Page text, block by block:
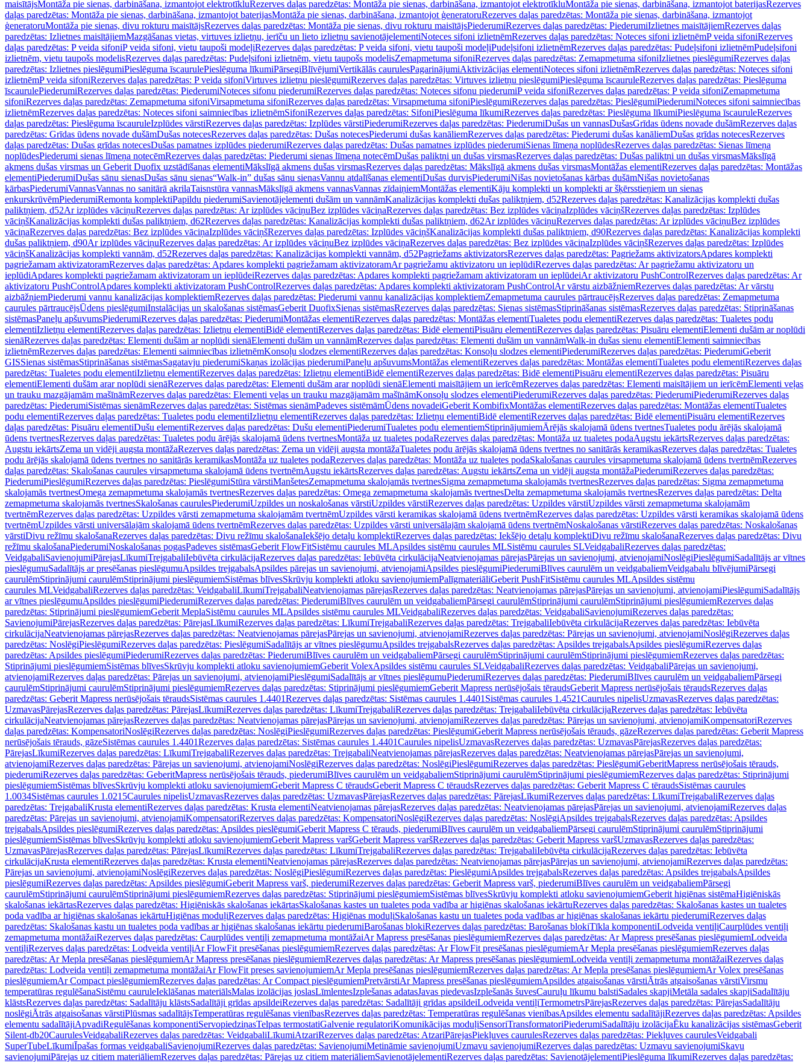
maisītājsMontāža pie sienas, darbināšana, izmantojot elektrotīkluRezerves daļas paredzētas: Montāža pie sienas, darbināšana, izmantojot elektrotīkluMontāža pie sienas, darbināšana, izmantojot baterijasRezerves
daļas paredzētas: Montāža pie sienas, darbināšana, izmantojot baterijasMontāža pie sienas, darbināšana, izmantojot ģeneratoruRezerves daļas paredzētas: Montāža pie sienas, darbināšana, izmantojot
ģeneratoruMontāža pie sienas, divu rokturu maisītājsRezerves daļas paredzētas: Montāža pie sienas, divu rokturu maisītājsPiederumiRezerves daļas paredzētas: PiederumiIzlietnes maisītājiemRezerves daļas
paredzētas: Izlietnes maisītājiemMazgāšanas vietas, virtuves izlietņu, ierīču un lieto izlietņu savienotājelementiNoteces sifoni izlietnēmRezerves daļas paredzētas: Noteces sifoni izlietnēmP veida sifoniRezerves
daļas paredzētas: P veida sifoniP veida sifoni, vietu taupoši modeļiRezerves daļas paredzētas: P veida sifoni, vietu taupoši modeļiPudeļsifoni izlietnēmRezerves daļas paredzētas: Pudeļsifoni izlietnēmPudeļsifoni
izlietnēm, vietu taupošs modelisRezerves daļas paredzētas: Pudeļsifoni izlietnēm, vietu taupošs modelisZemapmetuma sifoniRezerves daļas paredzētas: Zemapmetuma sifoniIzlietnes pieslēgumiRezerves daļas
paredzētas: Izlietnes pieslēgumiPieslēguma īscaurulePieslēguma līkumiPārsegiBlīvējumiVertikālās caurulesPagarinājumiAktivizācijas elementiNoteces sifoni izlietnēmRezerves daļas paredzētas: Noteces sifoni
izlietnēmP veida sifoniRezerves daļas paredzētas: P veida sifoniVirtuves izlietņu pieslēgumiRezerves daļas paredzētas: Virtuves izlietņu pieslēgumiPieslēguma īscauruleRezerves daļas paredzētas: Pieslēguma
īscaurulePiederumiRezerves daļas paredzētas: PiederumiNoteces sifonu piederumiRezerves daļas paredzētas: Noteces sifonu piederumiP veida sifoniRezerves daļas paredzētas: P veida sifoniZemapmetuma
sifoniRezerves daļas paredzētas: Zemapmetuma sifoniVirsapmetuma sifoniRezerves daļas paredzētas: Virsapmetuma sifoniPieslēgumiRezerves daļas paredzētas: PieslēgumiPiederumiNoteces sifoni saimniecības
izlietnēmRezerves daļas paredzētas: Noteces sifoni saimniecības izlietnēmSifoniRezerves daļas paredzētas: SifoniPieslēguma līkumiRezerves daļas paredzētas: Pieslēguma līkumiPieslēguma īscauruleRezerves
daļas paredzētas: Pieslēguma īscauruleIzplūdes vārstiRezerves daļas paredzētas: Izplūdes vārstiPiederumiRezerves daļas paredzētas: PiederumiDušas un vannasDušasGrīdas ūdens novade dušāmRezerves daļas
paredzētas: Grīdas ūdens novade dušāmDušas notecesRezerves daļas paredzētas: Dušas notecesPiederumi dušas kanāliemRezerves daļas paredzētas: Piederumi dušas kanāliemDušas grīdas notecesRezerves
daļas paredzētas: Dušas grīdas notecesDušas pamatnes izplūdes piederumiRezerves daļas paredzētas: Dušas pamatnes izplūdes piederumiSienas līmeņa noplūdesRezerves daļas paredzētas: Sienas līmeņa
noplūdesPiederumi sienas līmeņa notecēmRezerves daļas paredzētas: Piederumi sienas līmeņa notecēmDušas paliktņi un dušas virsmasRezerves daļas paredzētas: Dušas paliktņi un dušas virsmasMākslīgā
akmens dušas virsmas un Geberit Duofix uzstādīšanas elementiMākslīgā akmens dušas virsmasRezerves daļas paredzētas: Mākslīgā akmens dušas virsmasMontāžas elementiRezerves daļas paredzētas: Montāžas
elementiPiederumiDušas sānu sienasDušas sānu sienas“Walk-in” dušas sānu sienasVannu atdalīšanas elementiDušas durvisPiederumiNišas novietošanas kārbas dušāmNišas novietošanas
kārbasPiederumiVannasVannas no sanitārā akrilaTaisnstūra vannasMākslīgā akmens vannasVannas zīdaiņiemMontāžas elementiKāju komplekti un komplekti ar šķērsstieņiem un sienas
enkurskrūvēmPiederumiRemonta komplektiPapildu piederumiSavienotājelementi dušām un vannāmKanalizācijas komplekti dušas paliktņiem, d52Rezerves daļas paredzētas: Kanalizācijas komplekti dušas
paliktņiem, d52Ar izplūdes vāciņuRezerves daļas paredzētas: Ar izplūdes vāciņuBez izplūdes vāciņaRezerves daļas paredzētas: Bez izplūdes vāciņaIzplūdes vāciņšRezerves daļas paredzētas: Izplūdes
vāciņšKanalizācijas komplekti dušas paliktņiem, d62Rezerves daļas paredzētas: Kanalizācijas komplekti dušas paliktņiem, d62Ar izplūdes vāciņuRezerves daļas paredzētas: Ar izplūdes vāciņuBez izplūdes
vāciņaRezerves daļas paredzētas: Bez izplūdes vāciņaIzplūdes vāciņšRezerves daļas paredzētas: Izplūdes vāciņšKanalizācijas komplekti dušas paliktņiem, d90Rezerves daļas paredzētas: Kanalizācijas komplekti
dušas paliktņiem, d90Ar izplūdes vāciņuRezerves daļas paredzētas: Ar izplūdes vāciņuBez izplūdes vāciņaRezerves daļas paredzētas: Bez izplūdes vāciņaIzplūdes vāciņšRezerves daļas paredzētas: Izplūdes
vāciņšKanalizācijas komplekti vannām, d52Rezerves daļas paredzētas: Kanalizācijas komplekti vannām, d52Pagriežams aktivizatorsRezerves daļas paredzētas: Pagriežams aktivizatorsApdares komplekti
pagriežamam aktivizatoramRezerves daļas paredzētas: Apdares komplekti pagriežamam aktivizatoramAr pagriežamu aktivizatoru un ieplūdiRezerves daļas paredzētas: Ar pagriežamu aktivizatoru un
ieplūdiApdares komplekti pagriežamam aktivizatoram un ieplūdeiRezerves daļas paredzētas: Apdares komplekti pagriežamam aktivizatoram un ieplūdeiAr aktivizatoru PushControlRezerves daļas paredzētas: Ar
aktivizatoru PushControlApdares komplekti aktivizatoram PushControlRezerves daļas paredzētas: Apdares komplekti aktivizatoram PushControlAr vārstu aizbāžņiemRezerves daļas paredzētas: Ar vārstu
aizbāžņiemPiederumi vannu kanalizācijas komplektiemRezerves daļas paredzētas: Piederumi vannu kanalizācijas komplektiemZemapmetuma caurules pārtraucējsRezerves daļas paredzētas: Zemapmetuma
caurules pārtraucējsŪdens pieslēgumiInstalācijas un skalošanas sistēmasGeberit DuofixSienas sistēmasRezerves daļas paredzētas: Sienas sistēmasStiprināšanas sistēmasRezerves daļas paredzētas: Stiprināšanas
sistēmasPaneļu apšuvumsPiederumiRezerves daļas paredzētas: PiederumiMontāžas elementiRezerves daļas paredzētas: Montāžas elementiTualetes podu elementiRezerves daļas paredzētas: Tualetes podu
elementiIzlietņu elementiRezerves daļas paredzētas: Izlietņu elementiBidē elementiRezerves daļas paredzētas: Bidē elementiPisuāru elementiRezerves daļas paredzētas: Pisuāru elementiElementi dušām ar noplūdi
sienāRezerves daļas paredzētas: Elementi dušām ar noplūdi sienāElementi dušām un vannāmRezerves daļas paredzētas: Elementi dušām un vannāmWalk-in dušas sienu elementiElementi saimniecības
izlietnēmRezerves daļas paredzētas: Elementi saimniecības izlietnēmKonsoļu slodzes elementiRezerves daļas paredzētas: Konsoļu slodzes elementiPiederumiRezerves daļas paredzētas: PiederumiGeberit
GISSienas sistēmasStiprināšanas sistēmasSagatavju piederumiSkaņas izolācijas piederumiPaneļu apšuvumsMontāžas elementiRezerves daļas paredzētas: Montāžas elementiTualetes podu elementiRezerves daļas
paredzētas: Tualetes podu elementiIzlietņu elementiRezerves daļas paredzētas: Izlietņu elementiBidē elementiRezerves daļas paredzētas: Bidē elementiPisuāru elementiRezerves daļas paredzētas: Pisuāru
elementiElementi dušām arar noplūdi sienāRezerves daļas paredzētas: Elementi dušām arar noplūdi sienāElementi maisītājiem un ierīcēmRezerves daļas paredzētas: Elementi maisītājiem un ierīcēmElementi veļas
un trauku mazgājamām mašīnāmRezerves daļas paredzētas: Elementi veļas un trauku mazgājamām mašīnāmKonsoļu slodzes elementiPiederumiRezerves daļas paredzētas: PiederumiPiederumiRezerves daļas
paredzētas: PiederumiSistēmas sienāmRezerves daļas paredzētas: Sistēmas sienāmPadeves sistēmāmŪdens novadeiGeberit KombifixMontāžas elementiRezerves daļas paredzētas: Montāžas elementiTualetes
podu elementiRezerves daļas paredzētas: Tualetes podu elementiIzlietņu elementiRezerves daļas paredzētas: Izlietņu elementiBidē elementiRezerves daļas paredzētas: Bidē elementiPisuāru elementiRezerves
daļas paredzētas: Pisuāru elementiDušu elementiRezerves daļas paredzētas: Dušu elementiPiederumiTualetes podu elementiemStiprinājumiemĀrējās skalojamā ūdens tvertnesTualetes podu ārējās skalojamā
ūdens tvertnesRezerves daļas paredzētas: Tualetes podu ārējās skalojamā ūdens tvertnesMontāža uz tualetes podaRezerves daļas paredzētas: Montāža uz tualetes podaAugstu iekārtsRezerves daļas paredzētas:
Augstu iekārtsZema un vidēji augsta montāžaRezerves daļas paredzētas: Zema un vidēji augsta montāžaTualetes podu ārējās skalojamā ūdens tvertnes no sanitārās keramikasRezerves daļas paredzētas: Tualetes
podu ārējās skalojamā ūdens tvertnes no sanitārās keramikasMontāža uz tualetes podaRezerves daļas paredzētas: Montāža uz tualetes podaSkalošanas caurules virsapmetuma skalojamā ūdens tvertnēmRezerves
daļas paredzētas: Skalošanas caurules virsapmetuma skalojamā ūdens tvertnēmAugstu iekārtsRezerves daļas paredzētas: Augstu iekārtsZema un vidēji augsta montāžaPiederumiRezerves daļas paredzētas:
PiederumiPieslēgumiRezerves daļas paredzētas: PieslēgumiStūra vārstiManšetesZemapmetuma skalojamās tvertnesSigma zemapmetuma skalojamās tvertnesRezerves daļas paredzētas: Sigma zemapmetuma
skalojamās tvertnesOmega zemapmetuma skalojamās tvertnesRezerves daļas paredzētas: Omega zemapmetuma skalojamās tvertnesDelta zemapmetuma skalojamās tvertnesRezerves daļas paredzētas: Delta
zemapmetuma skalojamās tvertnesSkalošanas caurulesPiederumiUzpildes un noskalošanas vārstiUzpildes vārstiRezerves daļas paredzētas: Uzpildes vārstiUzpildes vārsti zemapmetuma skalojamām
tvertnēmRezerves daļas paredzētas: Uzpildes vārsti zemapmetuma skalojamām tvertnēmUzpildes vārsti keramikas skalojamā ūdens tvertnēmRezerves daļas paredzētas: Uzpildes vārsti keramikas skalojamā ūdens
tvertnēmUzpildes vārsti universālajām skalojamā ūdens tvertnēmRezerves daļas paredzētas: Uzpildes vārsti universālajām skalojamā ūdens tvertnēmNoskalošanas vārstiRezerves daļas paredzētas: Noskalošanas
vārstiDivu režīmu skalošanaRezerves daļas paredzētas: Divu režīmu skalošanaIekšējo detaļu komplektiRezerves daļas paredzētas: Iekšējo detaļu komplektiDivu režīmu skalošanaRezerves daļas paredzētas: Divu
režīmu skalošanaPiederumiNoskalošanas pogasPadeves sistēmasGeberit FlowFitSistēmu caurules MLApsildes sistēmu caurules MLSistēmu caurules SLVeidgabaliRezerves daļas paredzētas:
VeidgabaliSavienojumiPārejasLīkumiTrejgabaliIebūvēta cirkulācijaRezerves daļas paredzētas: Iebūvēta cirkulācijaNeatvienojamas pārejasPārejas un savienojumi, atvienojamiNoslēgiPieslēgumiSadalītājs ar vītnes
pieslēgumuSadalītājs ar presēšanas pieslēgumuApsildes trejgabalsApsildes pārejas un savienojumi, atvienojamiApsildes pieslēgumiPiederumiBlīves caurulēm un veidgabaliemVeidgabalu blīvējumiPārsegi
caurulēmStiprinājumi caurulēmStiprinājumi pieslēgumiemSistēmas blīvesSkrūvju komplekti atloku savienojumiemPalīgmateriāliGeberit PushFitSistēmu caurules MLApsildes sistēmu
caurules MLVeidgabaliRezerves daļas paredzētas: VeidgabaliLīkumiTrejgabaliNeatvienojamas pārejasRezerves daļas paredzētas: Neatvienojamas pārejasPārejas un savienojumi, atvienojamiPieslēgumiSadalītājs
ar vītnes pieslēgumuApsildes pieslēgumiPiederumiRezerves daļas paredzētas: PiederumiBlīves caurulēm un veidgabaliemPārsegi caurulēmStiprinājumi caurulēmStiprinājumi pieslēgumiemRezerves daļas
paredzētas: Stiprinājumi pieslēgumiemGeberit MeplaSistēmu caurules MLApsildes sistēmu caurules MLVeidgabaliRezerves daļas paredzētas: VeidgabaliSavienojumiRezerves daļas paredzētas:
SavienojumiPārejasRezerves daļas paredzētas: PārejasLīkumiRezerves daļas paredzētas: LīkumiTrejgabaliRezerves daļas paredzētas: TrejgabaliIebūvēta cirkulācijaRezerves daļas paredzētas: Iebūvēta
cirkulācijaNeatvienojamas pārejasRezerves daļas paredzētas: Neatvienojamas pārejasPārejas un savienojumi, atvienojamiRezerves daļas paredzētas: Pārejas un savienojumi, atvienojamiNoslēgiRezerves daļas
paredzētas: NoslēgiPieslēgumiRezerves daļas paredzētas: PieslēgumiSadalītājs ar vītnes pieslēgumuApsildes trejgabalsRezerves daļas paredzētas: Apsildes trejgabalsApsildes pieslēgumiRezerves daļas
paredzētas: Apsildes pieslēgumiPiederumiRezerves daļas paredzētas: PiederumiBlīves caurulēm un veidgabaliemPārsegi caurulēmStiprinājumi caurulēmStiprinājumi pieslēgumiemRezerves daļas paredzētas:
Stiprinājumi pieslēgumiemSistēmas blīvesSkrūvju komplekti atloku savienojumiemGeberit VolexApsildes sistēmu caurules SLVeidgabaliRezerves daļas paredzētas: VeidgabaliPārejas un savienojumi,
atvienojamiRezerves daļas paredzētas: Pārejas un savienojumi, atvienojamiPieslēgumiSadalītājs ar vītnes pieslēgumuPiederumiRezerves daļas paredzētas: PiederumiBlīves caurulēm un veidgabaliemPārsegi
caurulēmStiprinājumi caurulēmStiprinājumi pieslēgumiemRezerves daļas paredzētas: Stiprinājumi pieslēgumiemGeberit Mapress nerūsējošais tēraudsGeberit Mapress nerūsējošais tēraudsRezerves daļas
paredzētas: Geberit Mapress nerūsējošais tēraudsSistēmas caurules 1.4401Rezerves daļas paredzētas: Sistēmas caurules 1.4401 Sistēmas caurules 1.4521Caurules nipelisUzmavasRezerves daļas paredzētas:
UzmavasPārejasRezerves daļas paredzētas: PārejasLīkumiRezerves daļas paredzētas: LīkumiTrejgabaliRezerves daļas paredzētas: TrejgabaliIebūvēta cirkulācijaRezerves daļas paredzētas: Iebūvēta
cirkulācijaNeatvienojamas pārejasRezerves daļas paredzētas: Neatvienojamas pārejasPārejas un savienojumi, atvienojamiRezerves daļas paredzētas: Pārejas un savienojumi, atvienojamiKompensatoriRezerves
daļas paredzētas: KompensatoriNoslēgiRezerves daļas paredzētas: NoslēgiPieslēgumiRezerves daļas paredzētas: PieslēgumiGeberit Mapress nerūsējošais tērauds, gāzeRezerves daļas paredzētas: Geberit Mapress
nerūsējošais tērauds, gāzeSistēmas caurules 1.4401Rezerves daļas paredzētas: Sistēmas caurules 1.4401Caurules nipelisUzmavasRezerves daļas paredzētas: UzmavasPārejasRezerves daļas paredzētas:
PārejasLīkumiRezerves daļas paredzētas: LīkumiTrejgabaliRezerves daļas paredzētas: TrejgabaliNeatvienojamas pārejasRezerves daļas paredzētas: Neatvienojamas pārejasPārejas un savienojumi,
atvienojamiRezerves daļas paredzētas: Pārejas un savienojumi, atvienojamiNoslēgiRezerves daļas paredzētas: NoslēgiPieslēgumiRezerves daļas paredzētas: PieslēgumiGeberitMapress nerūsējošais tērauds,
piederumiRezerves daļas paredzētas: GeberitMapress nerūsējošais tērauds, piederumiBlīves caurulēm un veidgabaliemStiprinājumi caurulēmStiprinājumi pieslēgumiemRezerves daļas paredzētas: Stiprinājumi
pieslēgumiemSistēmas blīvesSkrūvju komplekti atloku savienojumiemGeberit Mapress C tēraudsGeberit Mapress C tēraudsRezerves daļas paredzētas: Geberit Mapress C tēraudsSistēmas caurules
1.0034Sistēmas caurules 1.0215Caurules nipelisUzmavasRezerves daļas paredzētas: UzmavasPārejasRezerves daļas paredzētas: PārejasLīkumiRezerves daļas paredzētas: LīkumiTrejgabaliRezerves daļas
paredzētas: TrejgabaliKrusta elementiRezerves daļas paredzētas: Krusta elementiNeatvienojamas pārejasRezerves daļas paredzētas: Neatvienojamas pārejasPārejas un savienojumi, atvienojamiRezerves daļas
paredzētas: Pārejas un savienojumi, atvienojamiKompensatoriRezerves daļas paredzētas: KompensatoriNoslēgiRezerves daļas paredzētas: NoslēgiApsildes trejgabalsRezerves daļas paredzētas: Apsildes
trejgabalsApsildes pieslēgumiRezerves daļas paredzētas: Apsildes pieslēgumiGeberit Mapress C tērauds, piederumiBlīves caurulēm un veidgabaliemPārsegi caurulēmStiprinājumi caurulēmStiprinājumi
pieslēgumiemSistēmas blīvesSkrūvju komplekti atloku savienojumiemGeberit Mapress varšGeberit Mapress varšRezerves daļas paredzētas: Geberit Mapress varšUzmavasRezerves daļas paredzētas:
UzmavasPārejasRezerves daļas paredzētas: PārejasLīkumiRezerves daļas paredzētas: LīkumiTrejgabaliRezerves daļas paredzētas: TrejgabaliIebūvēta cirkulācijaRezerves daļas paredzētas: Iebūvēta
cirkulācijaKrusta elementiRezerves daļas paredzētas: Krusta elementiNeatvienojamas pārejasRezerves daļas paredzētas: Neatvienojamas pārejasPārejas un savienojumi, atvienojamiRezerves daļas paredzētas:
Pārejas un savienojumi, atvienojamiNoslēgiRezerves daļas paredzētas: NoslēgiPieslēgumiRezerves daļas paredzētas: PieslēgumiApsildes trejgabalsRezerves daļas paredzētas: Apsildes trejgabalsApsildes
pieslēgumiRezerves daļas paredzētas: Apsildes pieslēgumiGeberit Mapress varš, piederumiRezerves daļas paredzētas: Geberit Mapress varš, piederumiBlīves caurulēm un veidgabaliemPārsegi
caurulēmStiprinājumi caurulēmStiprinājumi pieslēgumiemRezerves daļas paredzētas: Stiprinājumi pieslēgumiemSistēmas blīvesSkrūvju komplekti atloku savienojumiemGeberit higiēnas sistēmaHigiēniskās
skalošanas iekārtasRezerves daļas paredzētas: Higiēniskās skalošanas iekārtasSkalošanas kastes un tualetes poda vadība ar higiēnas skalošanas iekārtuRezerves daļas paredzētas: Skalošanas kastes un tualetes
poda vadība ar higiēnas skalošanas iekārtuHigiēnas moduļiRezerves daļas paredzētas: Higiēnas moduļiSkalošanas kastu un tualetes poda vadības ar higiēnas skalošanas iekārtu piederumiRezerves daļas
paredzētas: Skalošanas kastu un tualetes poda vadības ar higiēnas skalošanas iekārtu piederumiBarošanas blokiRezerves daļas paredzētas: Barošanas blokiTīkla komponentiLodveida ventiļiCaurplūdes ventiļi
zemapmetuma montāžaiRezerves daļas paredzētas: Caurplūdes ventiļi zemapmetuma montāžaiAr Mapress presēšanas pieslēgumiemRezerves daļas paredzētas: Ar Mapress presēšanas pieslēgumiemLodveida
ventiļiRezerves daļas paredzētas: Lodveida ventiļiAr FlowFit presēšanas pieslēgumiemRezerves daļas paredzētas: Ar FlowFit presēšanas pieslēgumiemAr Mepla presēšanas pieslēgumiemRezerves daļas
paredzētas: Ar Mepla presēšanas pieslēgumiemAr Mapress presēšanas pieslēgumiemRezerves daļas paredzētas: Ar Mapress presēšanas pieslēgumiemLodveida ventiļi zemapmetuma montāžaiRezerves daļas
paredzētas: Lodveida ventiļi zemapmetuma montāžaiAr FlowFit preses savienojumiemAr Mepla presēšanas pieslēgumiemRezerves daļas paredzētas: Ar Mepla presēšanas pieslēgumiemAr Volex presēšanas
pieslēgumiemAr Compact pieslēgumiemRezerves daļas paredzētas: Ar Compact pieslēgumiemPretvārstiAr Mapress presēšanas pieslēgumiemApsildes atgaisošanas vārstiĀtrās atgaisošanas vārstiVirsmu
temperatūras regulēšanaSistēmu cauruleIeklāšanas materiālsMalas izolācijas joslasLīmlentesIzplešanas adatasJavas piedevasIzplešanās šuvesCauruļu līkumu balstiSadales skapjiMetāla sadales skapjiSadalītāju
klāstsRezerves daļas paredzētas: Sadalītāju klāstsSadalītāji grīdas apsildeiRezerves daļas paredzētas: Sadalītāji grīdas apsildeiLodveida ventiļiTermometrsPārejasRezerves daļas paredzētas: PārejasSadalītāju
noslēgiĀtrās atgaisošanas vārstiPlūsmas sadalītājsTemperatūras regulēšanas vienībasRezerves daļas paredzētas: Temperatūras regulēšanas vienībasApsildes elementu sadalītājiRezerves daļas paredzētas: Apsildes
elementu sadalītājiApvadiRegulēšanas komponentiServopiedziņasTelpas termostatiGalvenie regulatoriKomunikācijas moduļiSensoriTransformatoriPiederumiSadalītāju izolācijaĒku kanalizācijas sistēmasGeberit
Silent-db20CaurulesVeidgabaliRezerves daļas paredzētas: VeidgabaliLīkumiAtzariRezerves daļas paredzētas: AtzariPārejasPiekļuves caurulesRezerves daļas paredzētas: Piekļuves caurulesVeidgabali
SuperTubeLīkumiĪpašas formas veidgabaliSavienojumiRezerves daļas paredzētas: SavienojumiMetināmie savienojumiUzmavu savienojumiRezerves daļas paredzētas: Uzmavu savienojumiSkavu
savienojumiPārejas uz citiem materiāliemRezerves daļas paredzētas: Pārejas uz citiem materiāliemSavienotājelementiRezerves daļas paredzētas: SavienotājelementiPieslēguma līkumiRezerves daļas paredzētas: